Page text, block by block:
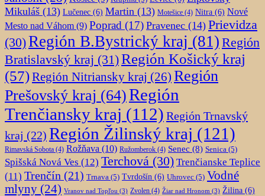
Mikuláš (13) Lučenec (6) Martin (13) Motešice (4) Nitra (6) Nové
Mesto nad Váhom (9) Poprad (17) Pravenec (14) Prievidza
(30)Región B.Bystrický kraj (81) Región
Bratislavský kraj (31)Región Košický kraj
(57)Región Nitriansky kraj (26) Región
Prešovský kraj (64)Región
Trenčiansky kraj (112) Región Trnavský
kraj (22) Región Žilinský kraj (121)
Rimavská Sobota (4) Rožňava (10) Ružomberok (4) Senec (8) Senica (5)
Spišská Nová Ves (12) Terchová (30) Trenčianske Teplice
(11) Trenčín (21) Trnava (5) Tvrdošín (6) Uhrovec (5) Vodné
mlyny (24) Vranov nad Topľou (3) Zvolen (4) Žiar nad Hronom (3) Žilina (6)